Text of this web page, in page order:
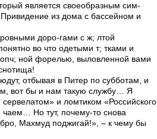
является своеобразным сим-
из дома с бассейном и
доро-гами с ж; лтой
во что одетыми т; тками и
ной форелью, выловленной вами
отбывая в Питер по субботам, и
вот бы и нам такую службу… Я
и ломтиком «Российского
Но тут, почему-то снова
Махмуд поджигай!», – к чему бы